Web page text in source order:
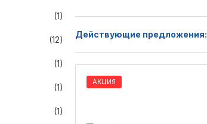
(1)
(12)
(1)
(1)
(1)
Действующие предложения:
АКЦИЯ